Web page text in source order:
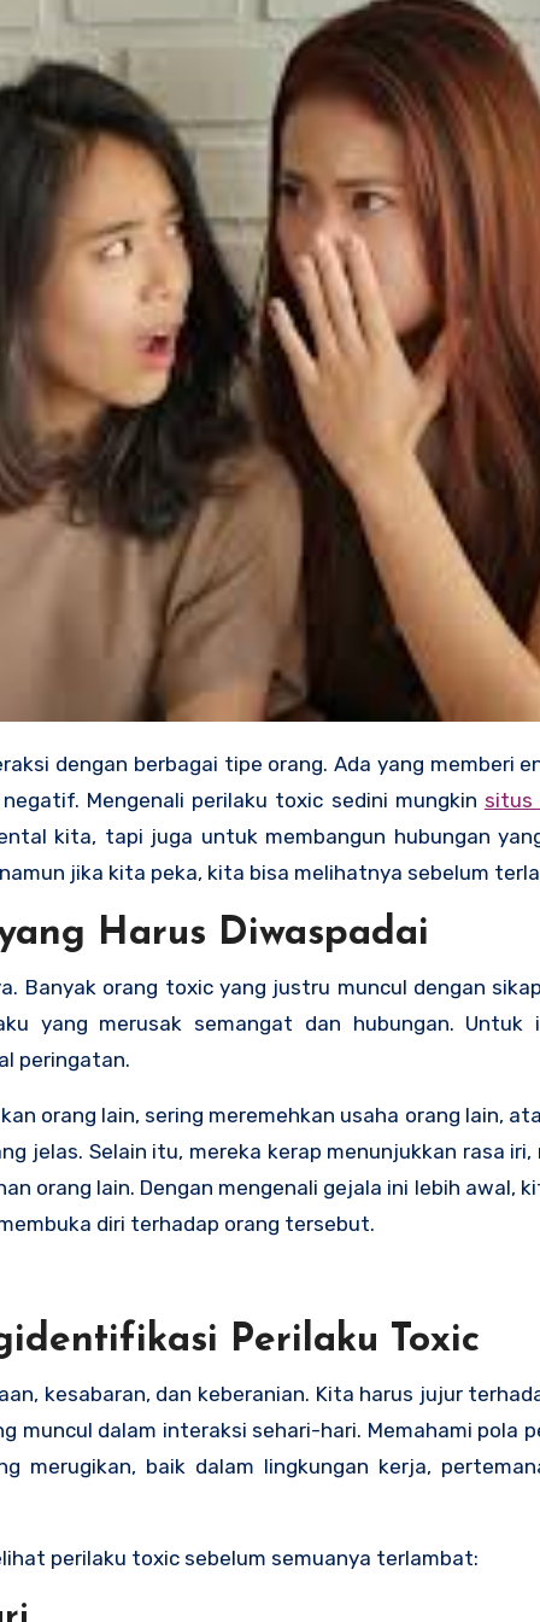
Mengenali perilaku toxic sedini mungkin situs
kita, tapi juga untuk membangun hubungan
jika kita peka, kita bisa melihatnya sebelum
Harus Diwaspadai
Banyak orang toxic yang justru muncul dengan
yang merusak semangat dan hubungan. Untuk
peringatan.
orang lain, sering meremehkan usaha orang lain,
jelas. Selain itu, mereka kerap menunjukkan rasa
orang lain. Dengan mengenali gejala ini lebih awal,
diri terhadap orang tersebut.
Perilaku Toxic
kesabaran, dan keberanian. Kita harus jujur
muncul dalam interaksi sehari-hari. Memahami pola
merugikan, baik dalam lingkungan kerja,
perilaku toxic sebelum semuanya terlambat: